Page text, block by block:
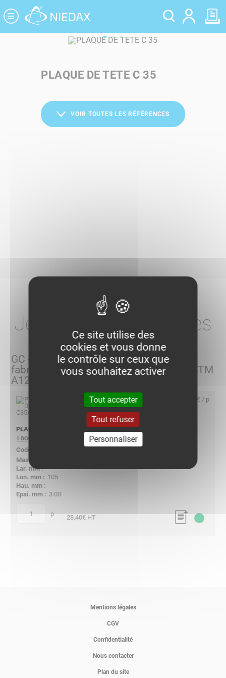
PLAQUE DE TETE C 35
VOIR TOUTES LES RÉFÉRENCES
Je choisis mes articles
GC - Acier galvanisé à chaud après
fabrication selon ISO 1461 - BS 729 - ASTM
A123
PLAQUE DE TETE C35X35 GC
1 DOCUMENT
-
105
-
3.00
quantité p
28,40 € / p
28,40€ HT
Mentions légales
CGV
Confidentialité
Nous contacter
Plan du site
Panneau de gestion des cookies
Ce site utilise des
cookies et vous donne
le contrôle sur ceux que
vous souhaitez activer
Tout accepter
Tout refuser
Personnaliser